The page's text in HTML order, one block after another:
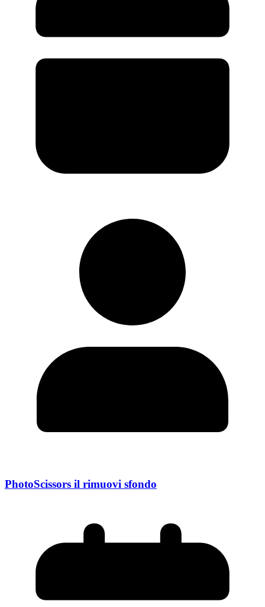
PhotoScissors il rimuovi sfondo